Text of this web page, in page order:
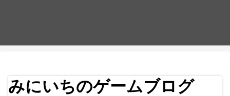
みにいちのゲームブログ